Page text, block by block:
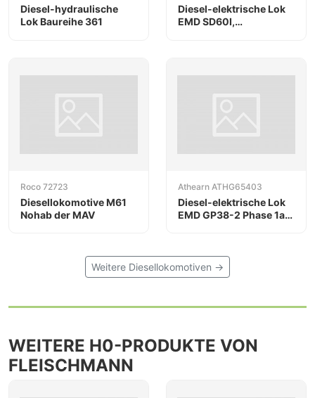
Diesel-hydraulische
Lok Baureihe 361
Diesel-elektrische Lok
EMD SD60I,
Roco 72723
Diesellokomotive M61
Nohab der MAV
Athearn ATHG65403
Diesel-elektrische Lok
EMD GP38-2 Phase 1a,
Weitere Diesellokomotiven →
WEITERE H0-PRODUKTE VON
FLEISCHMANN